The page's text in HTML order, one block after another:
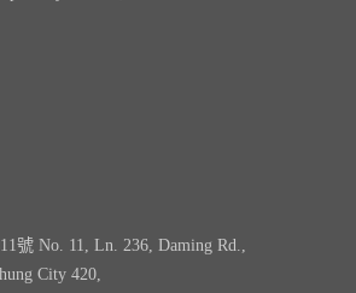
號 No. 11, Ln. 236, Daming Rd.,
City 420,